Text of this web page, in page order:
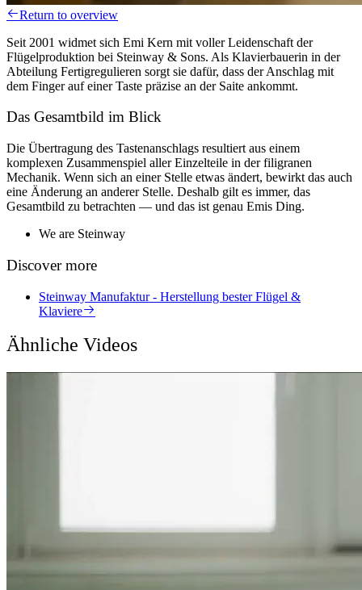
Return to overview
Seit 2001 widmet sich Emi Kern mit voller Leidenschaft der
Flügelproduktion bei Steinway & Sons. Als Klavierbauerin in der
Abteilung Fertigregulieren sorgt sie dafür, dass der Anschlag mit
dem Finger auf einer Taste präzise an der Saite ankommt.
Das Gesamtbild im Blick
Die Übertragung des Tastenanschlags resultiert aus einem
komplexen Zusammenspiel aller Einzelteile in der filigranen
Mechanik. Wenn sich an einer Stelle etwas ändert, bewirkt das auch
eine Änderung an anderer Stelle. Deshalb gilt es immer, das
Gesamtbild zu betrachten — und das ist genau Emis Ding.
We are Steinway
Discover more
Steinway Manufaktur - Herstellung bester Flügel &
Klaviere
Ähnliche Videos